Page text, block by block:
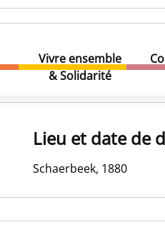
Vivre ensemble
& Solidarité
Lieu et date de
Schaerbeek, 1880